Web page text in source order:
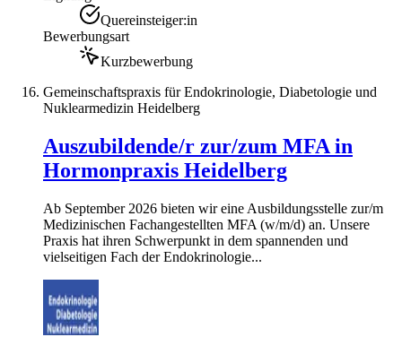
Quereinsteiger:in
Bewerbungsart
Kurzbewerbung
Gemeinschaftspraxis für Endokrinologie, Diabetologie und
Nuklearmedizin Heidelberg
Auszubildende/r zur/zum MFA in
Hormonpraxis Heidelberg
Ab September 2026 bieten wir eine Ausbildungsstelle zur/m
Medizinischen Fachangestellten MFA (w/m/d) an. Unsere
Praxis hat ihren Schwerpunkt in dem spannenden und
vielseitigen Fach der Endokrinologie...